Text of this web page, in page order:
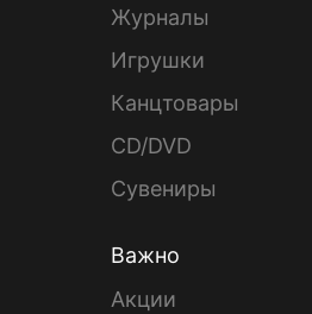
Журналы
Игрушки
Канцтовары
CD/DVD
Сувениры
Важно
Акции